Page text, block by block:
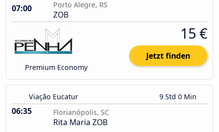
07:00
Porto Alegre, RS
ZOB
Premium Economy
15 €
Jetzt finden
Viação Eucatur 9 Std 0 Min
06:35 Florianópolis, SC
Rita Maria ZOB